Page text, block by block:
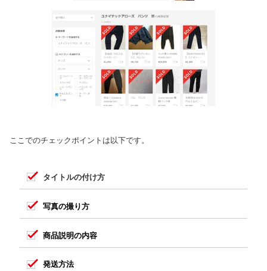
ここでのチェックポイントは以下です。
タイトルの付け方
写真の撮り方
商品説明の内容
発送方法